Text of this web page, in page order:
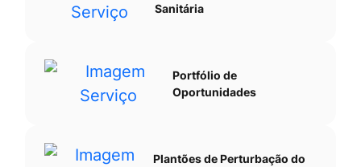
Sanitária
Portfólio de
Oportunidades
Plantões de Perturbação do